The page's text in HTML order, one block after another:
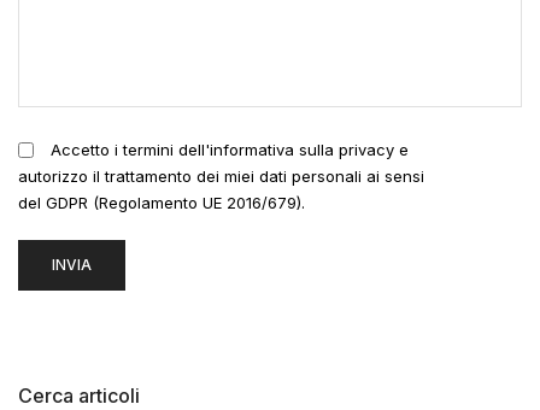
Accetto i termini dell'informativa sulla privacy e
autorizzo il trattamento dei miei dati personali ai sensi
del GDPR (Regolamento UE 2016/679).
Cerca articoli